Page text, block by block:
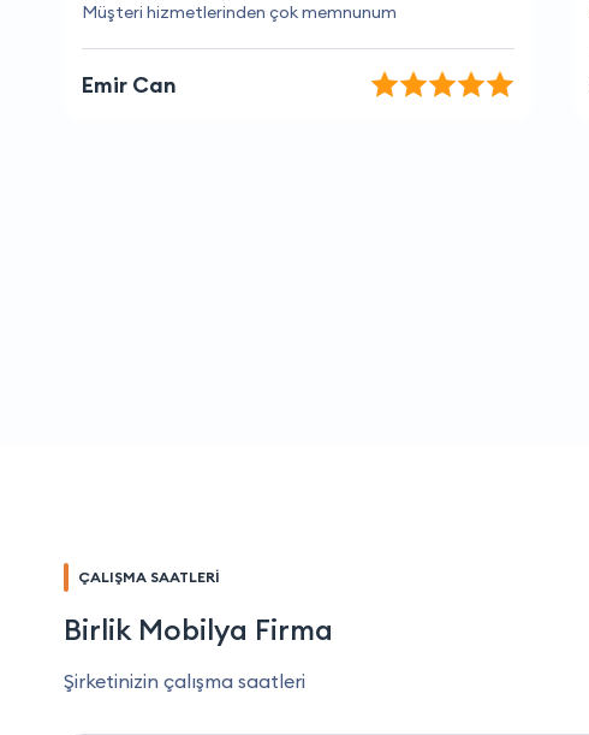
Hizmet kalitesi ve fiyatlar çok iyi.
Nazlı Kılıç
ÇALIŞMA SAATLERİ
Birlik Mobilya Firma
Şirketinizin çalışma saatleri